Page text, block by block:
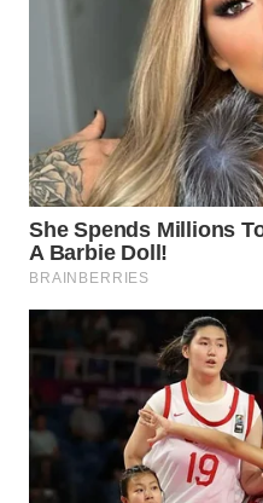
WN
TAPANULI
SELATAN
WN
TANJUNG
LESUNG
WN
KARO
SIMALUNGUN